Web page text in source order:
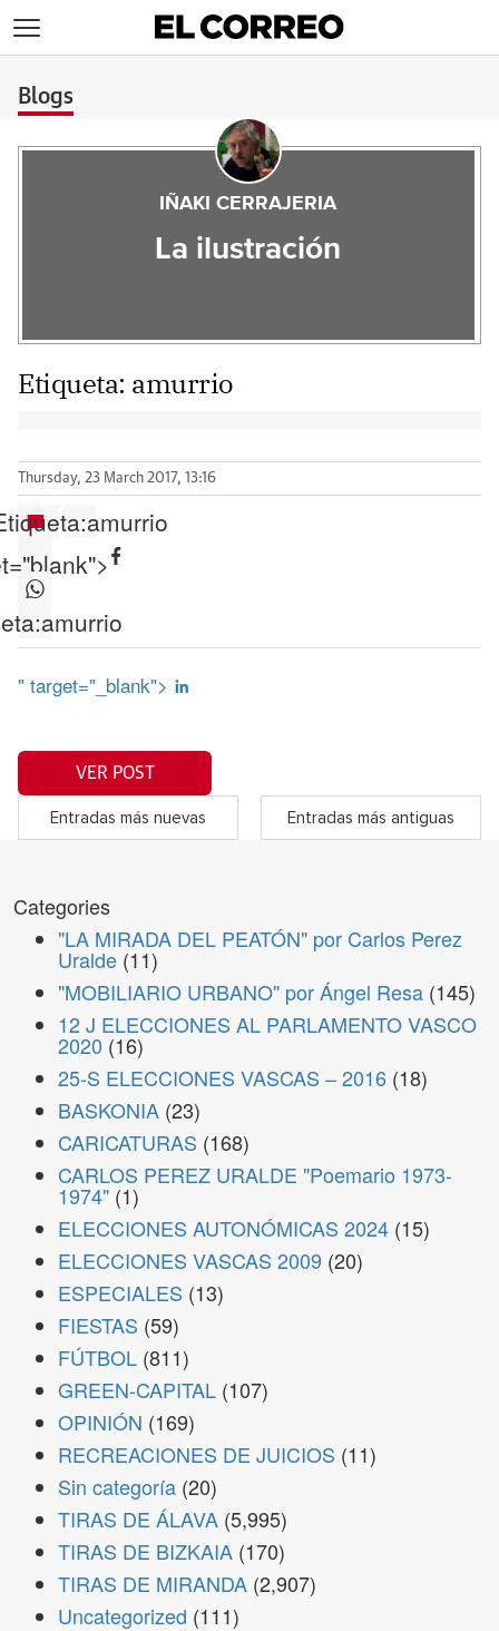
Blogs
IÑAKI CERRAJERIA
La ilustración
Etiqueta: amurrio
Thursday, 23 March 2017, 13:16
amurrio
amurrio
" target="_blank">
VER POST
Entradas más nuevas Entradas más antiguas
Categories
"LA MIRADA DEL PEATÓN" por Carlos Perez
Uralde (11)
"MOBILIARIO URBANO" por Ángel Resa (145)
12 J ELECCIONES AL PARLAMENTO VASCO
2020 (16)
25-S ELECCIONES VASCAS – 2016 (18)
BASKONIA (23)
CARICATURAS (168)
CARLOS PEREZ URALDE "Poemario 1973-
1974" (1)
ELECCIONES AUTONÓMICAS 2024 (15)
ELECCIONES VASCAS 2009 (20)
ESPECIALES (13)
FIESTAS (59)
FÚTBOL (811)
GREEN-CAPITAL (107)
OPINIÓN (169)
RECREACIONES DE JUICIOS (11)
Sin categoría (20)
TIRAS DE ÁLAVA (5,995)
TIRAS DE BIZKAIA (170)
TIRAS DE MIRANDA (2,907)
Uncategorized (111)